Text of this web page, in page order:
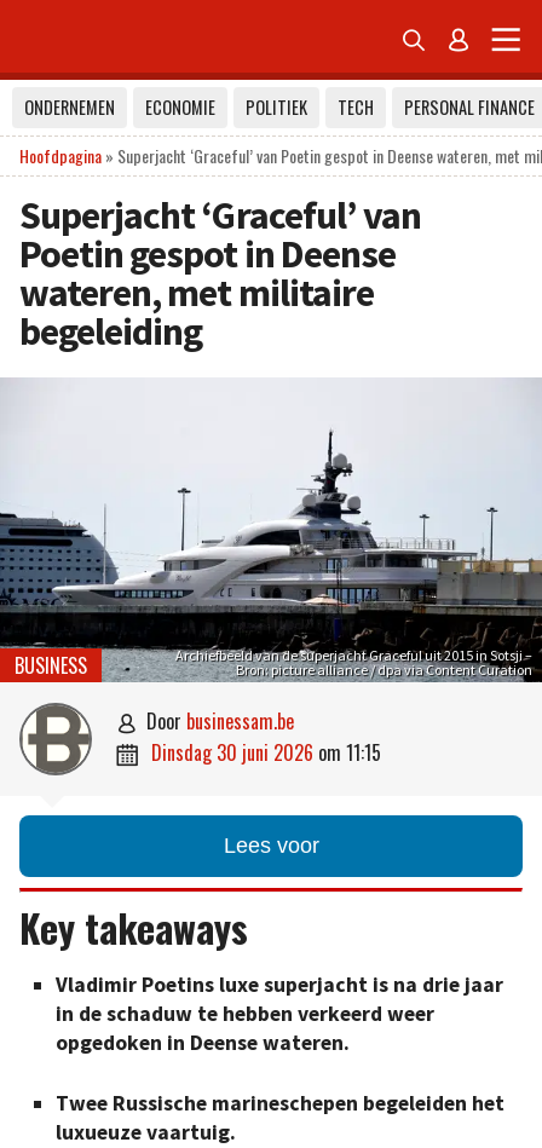
 
ONDERNEMEN ECONOMIE POLITIEK TECH
PERSONAL FINANCE
Hoofdpagina» Superjacht ‘Graceful’ van Poetin gespot in Deense wateren, met
Superjacht ‘Graceful’ van
Poetin gespot in Deense
wateren, met militaire
begeleiding
Archiefbeeld van de superjacht Graceful uit 2015 in Sotsji –
Bron: picture alliance / dpa via Content Curation
BUSINESS
 door businessam.be
 dinsdag 30 juni 2026 om 11:15
Lees voor
Key takeaways
Vladimir Poetins luxe superjacht is na drie jaar
in de schaduw te hebben verkeerd weer
opgedoken in Deense wateren.
Twee Russische marineschepen begeleiden het
luxueuze vaartuig.